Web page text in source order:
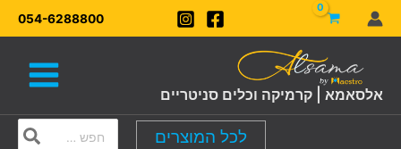
דילוג
לתוכן
054-6288800
אלסאמא | קרמיקה וכלים סניטריים
לכל המוצרים
for: